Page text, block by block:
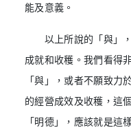
能及意義。
以上所說的「與」，
成就和收穫。我們看得
「與」，或者不願致力
的經營成效及收穫，這
「明德」，應該就是這